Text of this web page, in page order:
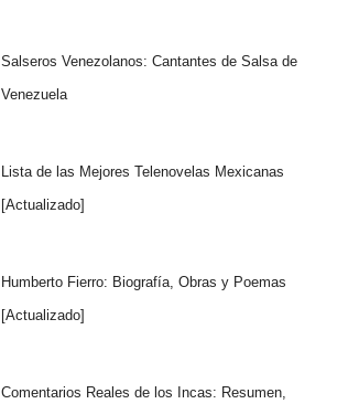
Salseros Venezolanos: Cantantes de Salsa de
Venezuela
Lista de las Mejores Telenovelas Mexicanas
[Actualizado]
Humberto Fierro: Biografía, Obras y Poemas
[Actualizado]
Comentarios Reales de los Incas: Resumen,